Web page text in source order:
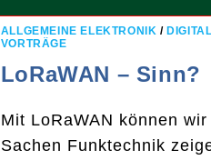
ALLGEMEINE ELEKTRONIK /
VORTRÄGE
LoRaWAN – Sinn?
Mit LoRaWAN können
Sachen Funktechnik